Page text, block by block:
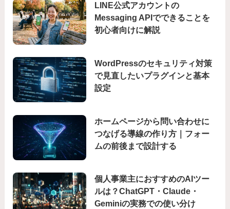
LINE公式アカウントの
Messaging APIでできることを
初心者向けに解説
WordPressのセキュリティ対策
で見直したいプラグインと基本
設定
ホームページから問い合わせに
つなげる導線の作り方｜フォー
ムの前後まで設計する
個人事業主におすすめのAIツー
ルは？ChatGPT・Claude・
Geminiの実務での使い分け